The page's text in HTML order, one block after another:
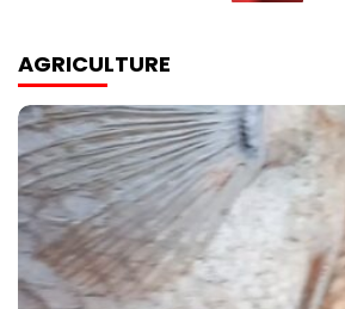
AGRICULTURE